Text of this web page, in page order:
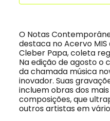
O Notas
destaca no Acervo
Cleber Papa, coleta
Na edição de agosto o
da chamada música
inovador. Suas
incluem obras dos
composições, que
outros artistas em